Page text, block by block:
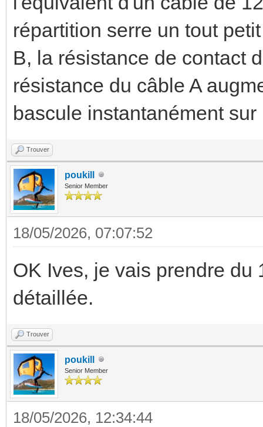
répartition serre un tout
B, la résistance de contact
résistance du câble A
bascule instantanément
Trouver
poukill
Senior Member
18/05/2026, 07:07:52
OK Ives, je vais prendre du
détaillée.
Trouver
poukill
Senior Member
18/05/2026, 12:34:44